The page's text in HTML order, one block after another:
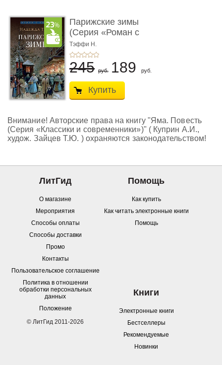
Парижские зимы
(Серия «Роман с
книгой»)
Тэффи Н.
245 руб. 189 руб.
Купить
Внимание! Авторские права на книгу "Яма. Повесть
(Серия «Классики и современники»)" ( Куприн А.И.,
худож. Зайцев Т.Ю. ) охраняются законодательством!
ЛитГид
О магазине
Мероприятия
Способы оплаты
Способы доставки
Промо
Контакты
Пользовательское соглашение
Политика в отношении
обработки персональных
данных
Положение
© ЛитГид 2011-2026
Помощь
Как купить
Как читать электронные книги
Помощь
Книги
Электронные книги
Бестселлеры
Рекомендуемые
Новинки